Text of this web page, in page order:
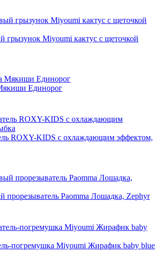
грызунок Мiyoumi кактус с щеточкой
Единорог
ROXY-KIDS с охлаждающим эффектом,
прорезыватель Paomma Лошадка, Zephyr
погремушка Мiyoumi Жирафик baby blue